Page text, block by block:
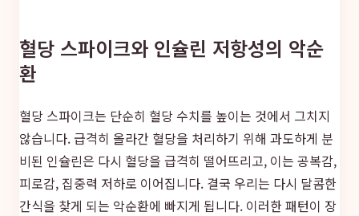
혈당 스파이크와 인슐린 저항성의 악순
환
혈당 스파이크는 단순히 혈당 수치를 높이는 것에서 그치지
않습니다. 급격히 올라간 혈당을 처리하기 위해 과도하게 분
비된 인슐린은 다시 혈당을 급격히 떨어뜨리고, 이는 공복감,
피로감, 집중력 저하로 이어집니다. 결국 우리는 다시 달콤한
간식을 찾게 되는 악순환에 빠지게 됩니다. 이러한 패턴이 장